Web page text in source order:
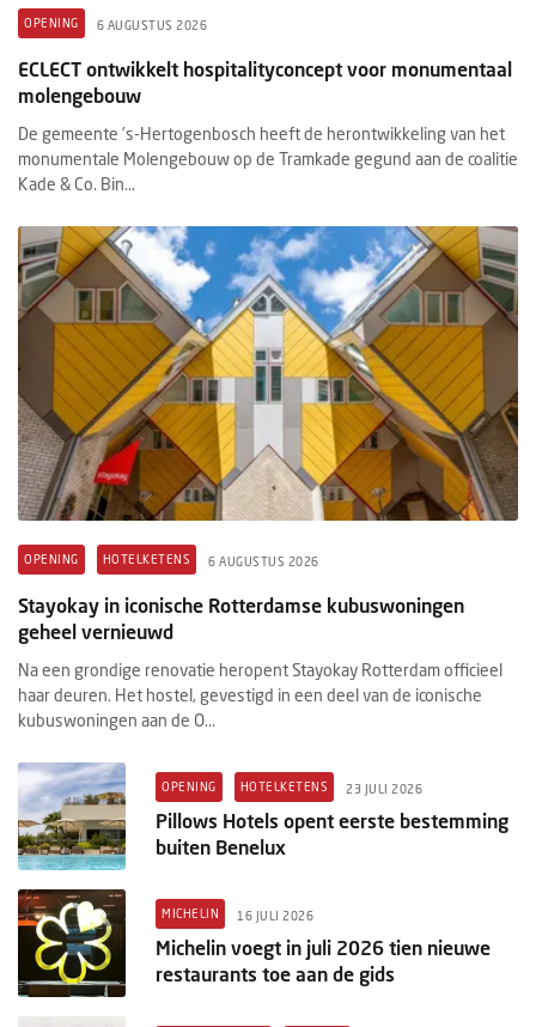
OPENING 6 AUGUSTUS 2026
ECLECT ontwikkelt hospitalityconcept voor monumentaal
molengebouw
De gemeente ’s-Hertogenbosch heeft de herontwikkeling van het
monumentale Molengebouw op de Tramkade gegund aan de coalitie
Kade & Co. Bin...
OPENING HOTELKETENS 6 AUGUSTUS 2026
Stayokay in iconische Rotterdamse kubuswoningen
geheel vernieuwd
Na een grondige renovatie heropent Stayokay Rotterdam officieel
haar deuren. Het hostel, gevestigd in een deel van de iconische
kubuswoningen aan de O...
OPENING HOTELKETENS 23 JULI 2026
Pillows Hotels opent eerste bestemming
buiten Benelux
MICHELIN 16 JULI 2026
Michelin voegt in juli 2026 tien nieuwe
restaurants toe aan de gids